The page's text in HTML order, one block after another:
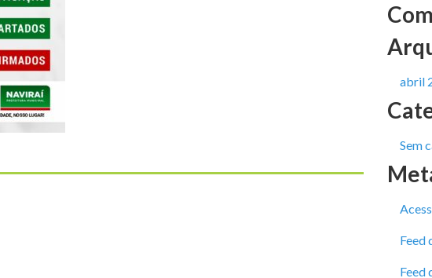
abril
Sem
Feed
Feed